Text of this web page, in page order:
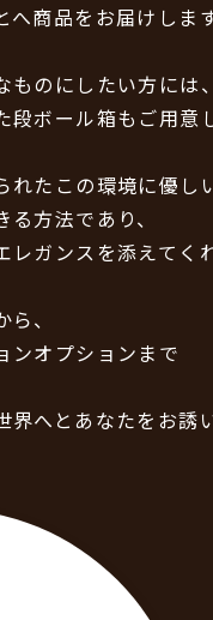
へ商品をお届けしま
ものにしたい方には
段ボール箱もご用意
れたこの環境に優し
方法であり、
レガンスを添えてく
、
ンオプションまで
界へとあなたをお誘